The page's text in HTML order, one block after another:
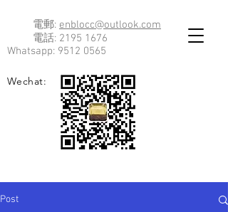
電郵: enblocc@outlook.com
電話: 2195 1676
Whatsapp: 9512 0565
Wechat:
Post